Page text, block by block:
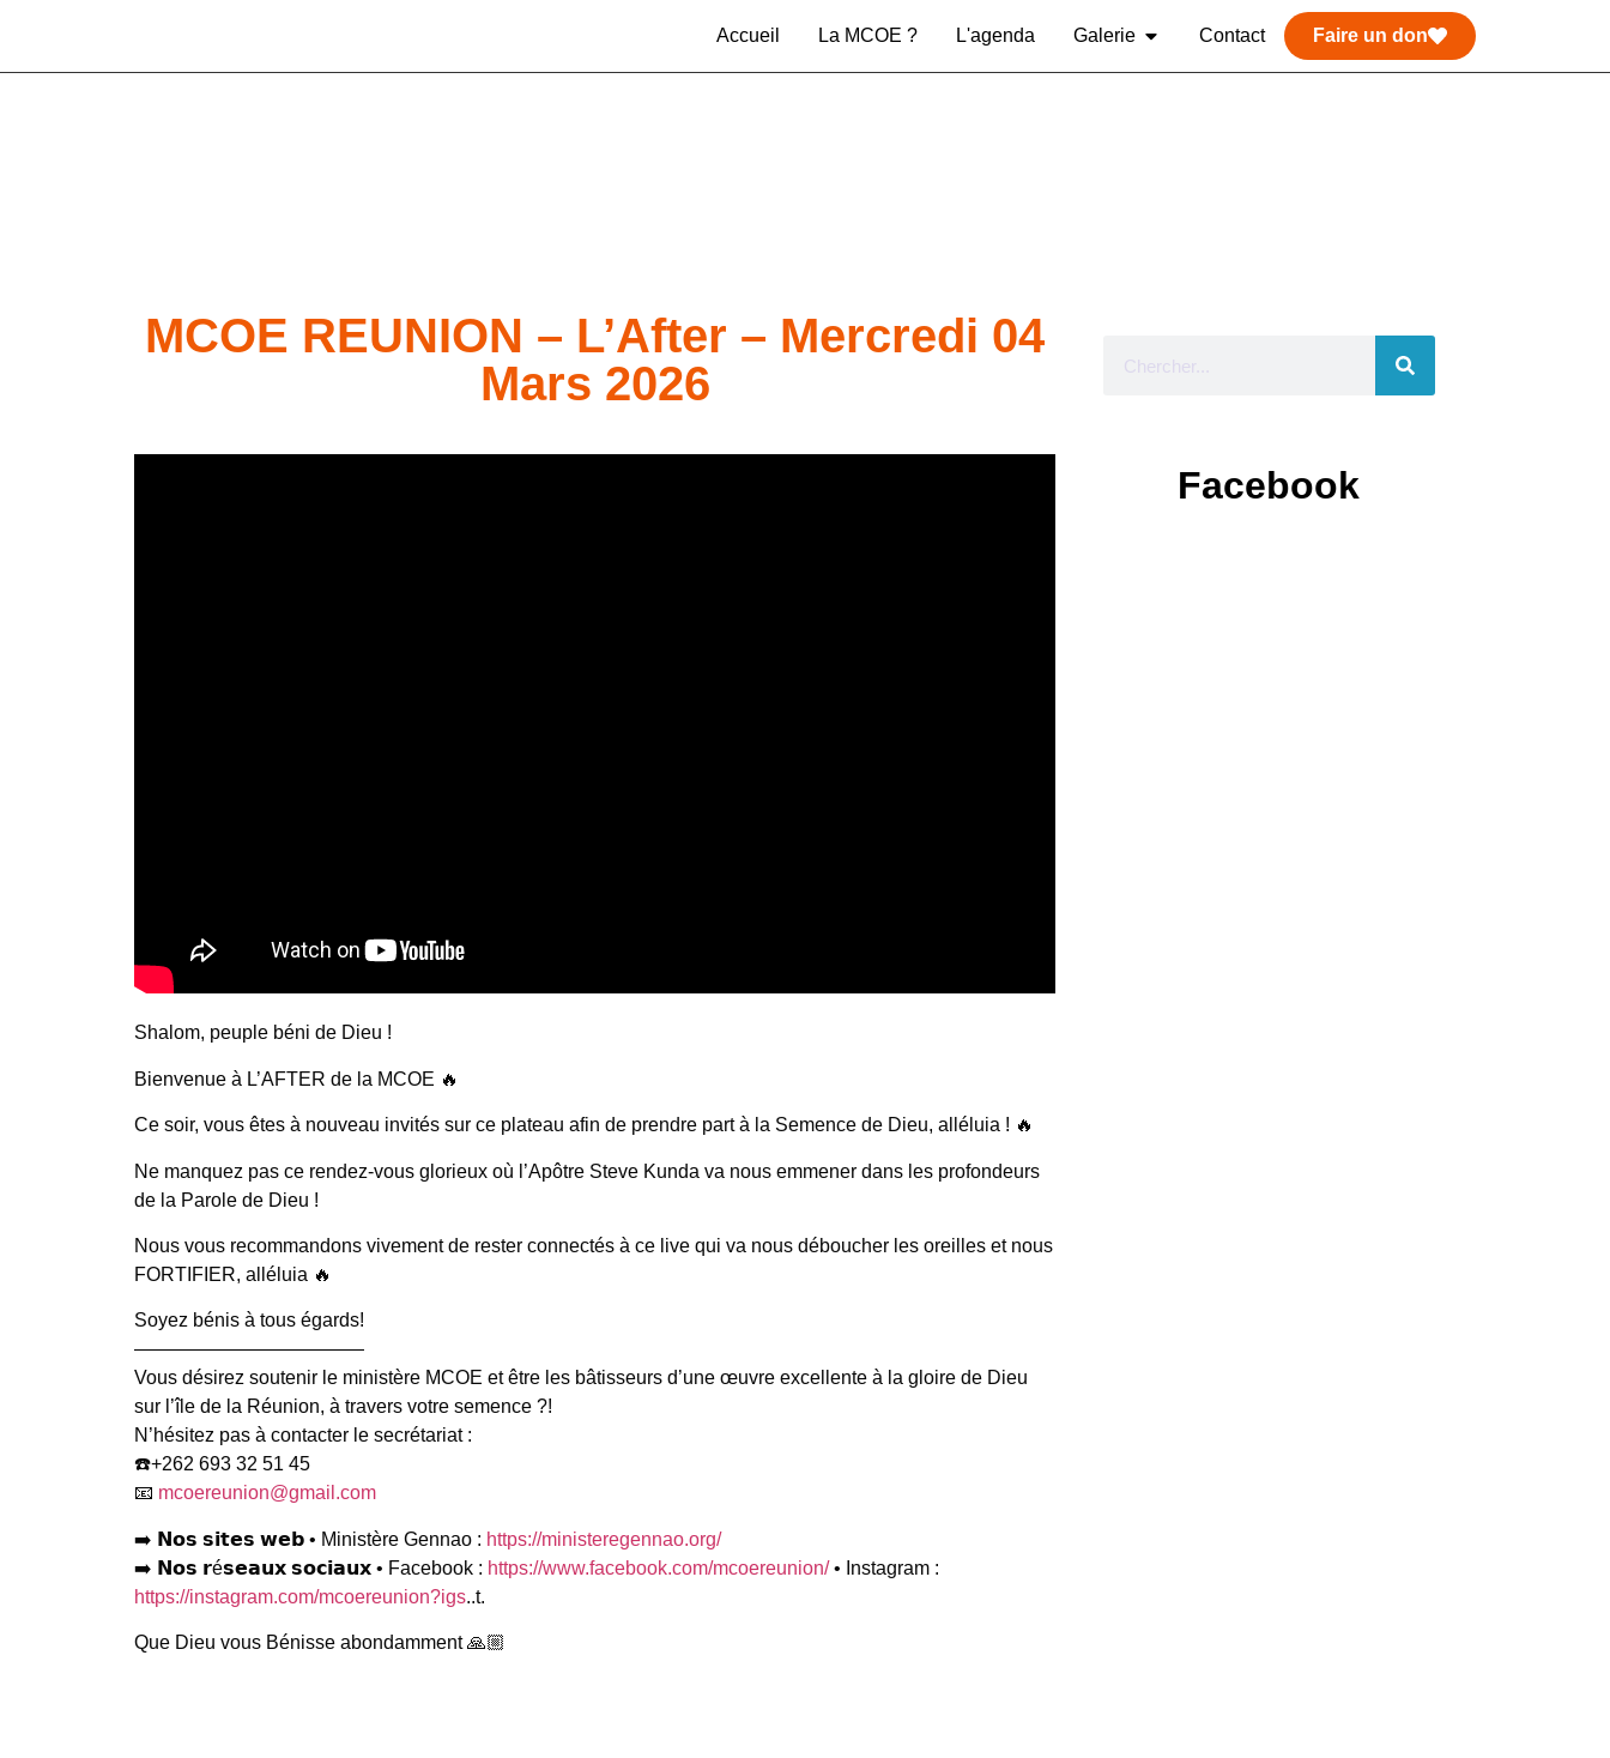
Accueil La MCOE ? L'agenda Galerie Contact Faire un don
MCOE REUNION – L’After – Mercredi 04
Mars 2026
Shalom, peuple béni de Dieu !
Bienvenue à L’AFTER de la MCOE 🔥
Ce soir, vous êtes à nouveau invités sur ce plateau afin de prendre part à la Semence de Dieu, alléluia ! 🔥
Ne manquez pas ce rendez-vous glorieux où l’Apôtre Steve Kunda va nous emmener dans les profondeurs
de la Parole de Dieu !
Nous vous recommandons vivement de rester connectés à ce live qui va nous déboucher les oreilles et nous
FORTIFIER, alléluia 🔥
Soyez bénis à tous égards!
————————————
Vous désirez soutenir le ministère MCOE et être les bâtisseurs d’une œuvre excellente à la gloire de Dieu
sur l’île de la Réunion, à travers votre semence ?!
N’hésitez pas à contacter le secrétariat :
☎️+262 693 32 51 45
📧 mcoereunion@gmail.com
➡️ 𝗡𝗼𝘀 𝘀𝗶𝘁𝗲𝘀 𝘄𝗲𝗯 • Ministère Gennao : https://ministeregennao.org/
➡️ 𝗡𝗼𝘀 𝗿é𝘀𝗲𝗮𝘂𝘅 𝘀𝗼𝗰𝗶𝗮𝘂𝘅 • Facebook : https://www.facebook.com/mcoereunion/• Instagram :
https://instagram.com/mcoereunion?igs..t.
Que Dieu vous Bénisse abondamment 🙏🏼
Facebook